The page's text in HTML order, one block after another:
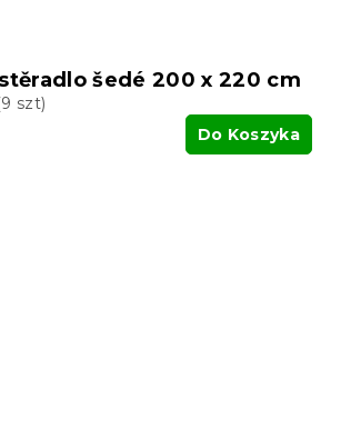
šedé 200 x 220 cm
szt)
Do Koszyka